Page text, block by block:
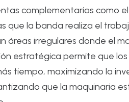
complementarias como el
que la banda realiza el
áreas irregulares donde el
estratégica permite que
tiempo, maximizando la
que la maquinaria